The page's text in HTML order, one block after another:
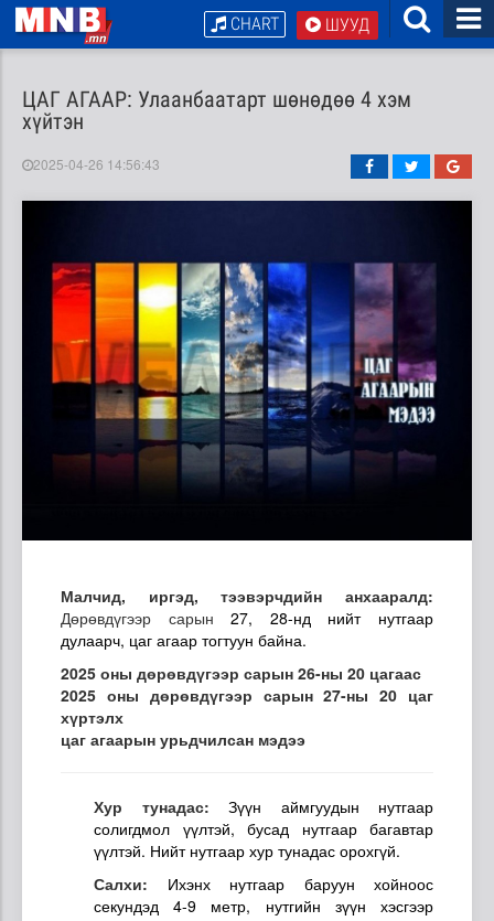
ШУУД
CHART
ЦАГ АГААР: Улаанбаатарт шөнөдөө 4 хэм
хүйтэн
2025-04-26 14:56:43
Малчид, иргэд, тээвэрчдийн анхааралд:
Дөрөвдүгээр сарын27, 28-нд нийт нутгаар
дулаарч, цаг агаар тогтуун байна.
2025 оны дөрөвдүгээр сарын 26-ны 20 цагаас
2025 оны дөрөвдүгээр сарын 27-ны 20 цаг
хүртэлх
цаг агаарын урьдчилсан мэдээ
Хур тунадас:
Зүүн аймгуудын нутгаар
солигдмол үүлтэй, бусад нутгаар багавтар
үүлтэй. Нийт нутгаар хур тунадас орохгүй.
Салхи:
Ихэнх нутгаар баруун хойноос
секундэд 4-9 метр, нутгийн зүүн хэсгээр